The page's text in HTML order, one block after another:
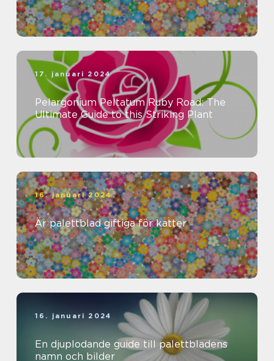
17. januari 2024
Pelargonium Peltatum Ruby Road: The
Ultimate Guide to this Striking Plant
16. januari 2024
Är palettblad giftiga för katter
16. januari 2024
En djuplodande guide till palettbladens
namn och bilder